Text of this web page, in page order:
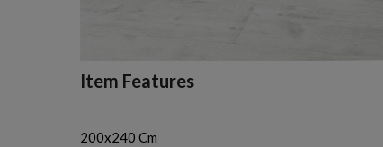
Item Features
200x240 Cm